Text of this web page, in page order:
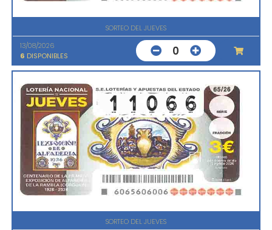
SORTEO DEL JUEVES
13/08/2026
6 DISPONIBLES 0
SORTEO DEL JUEVES